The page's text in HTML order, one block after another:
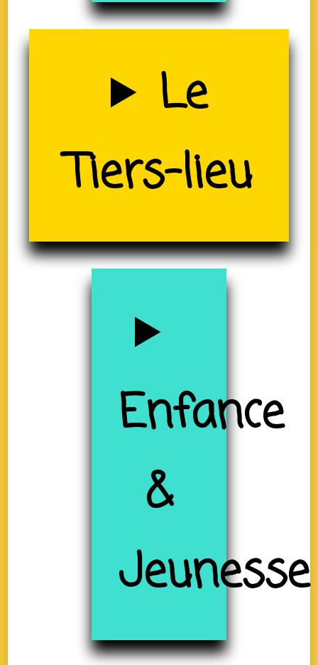
Uzerche
(19)
Le
Tiers-lieu
Enfance
&
Jeunesse